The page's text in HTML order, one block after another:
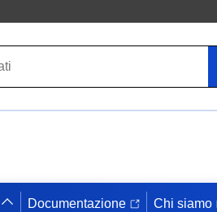
Documentazione Chi siamo